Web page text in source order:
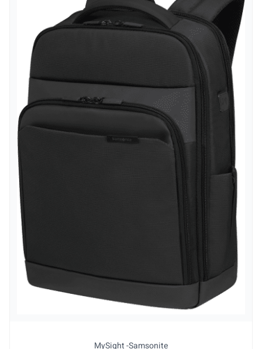
MySight -Samsonite